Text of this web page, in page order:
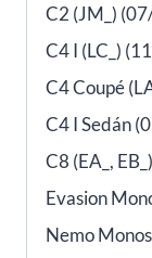
C2 (JM_)
C4 I (LC_)
C4 Coupé
C4 I Sedán
C8 (EA_,
Evasion
Nemo